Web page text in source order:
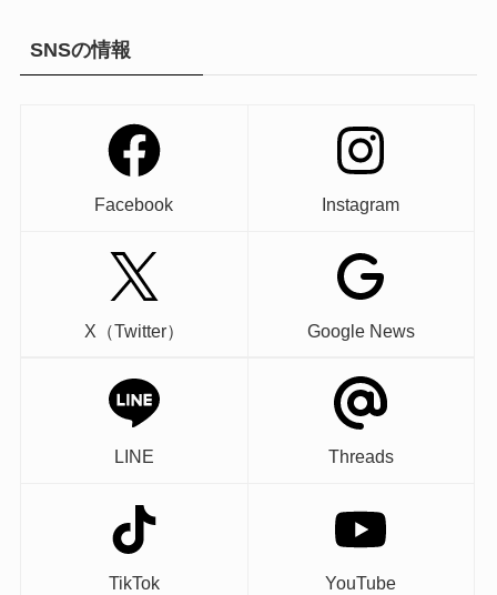
SNSの情報
Facebook Instagram
X（Twitter） Google News
LINE Threads
TikTok YouTube